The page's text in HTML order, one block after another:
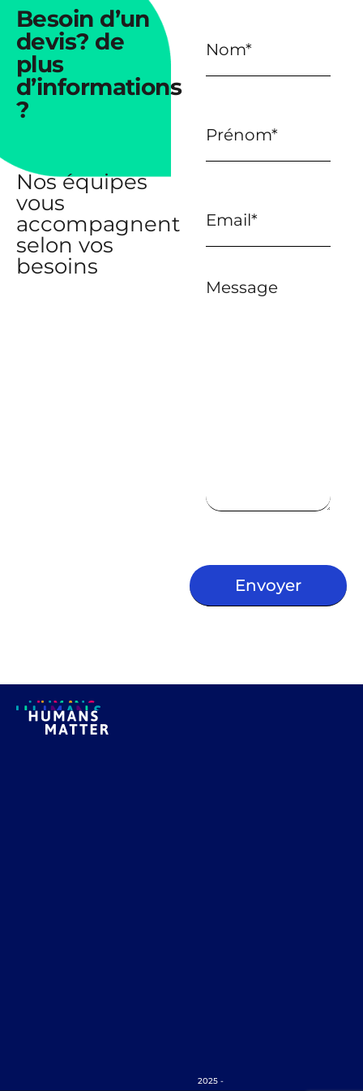
Besoin d’un
devis? de
plus
d’informations
?
Nos équipes
vous
accompagnent
selon vos
besoins
Message
2025 -